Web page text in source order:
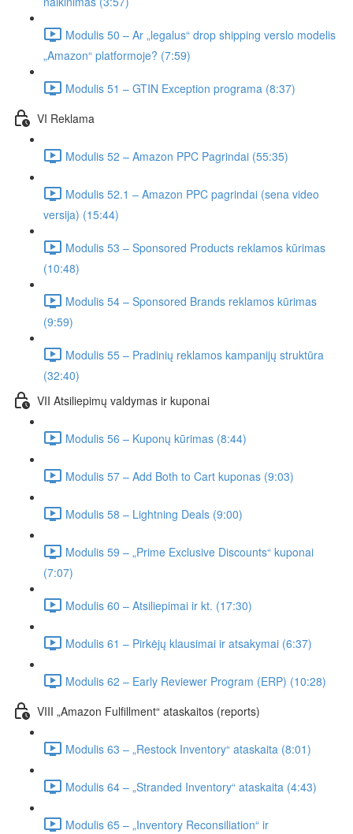
Modulis 50 – Ar „legalus“ drop shipping verslo modelis
„Amazon“ platformoje? (7:59)
Modulis 51 – GTIN Exception programa (8:37)
VI Reklama
Modulis 52 – Amazon PPC Pagrindai (55:35)
Modulis 52.1 – Amazon PPC pagrindai (sena video
versija) (15:44)
Modulis 53 – Sponsored Products reklamos kūrimas
(10:48)
Modulis 54 – Sponsored Brands reklamos kūrimas
(9:59)
Modulis 55 – Pradinių reklamos kampanijų struktūra
(32:40)
VII Atsiliepimų valdymas ir kuponai
Modulis 56 – Kuponų kūrimas (8:44)
Modulis 57 – Add Both to Cart kuponas (9:03)
Modulis 58 – Lightning Deals (9:00)
Modulis 59 – „Prime Exclusive Discounts“ kuponai
(7:07)
Modulis 60 – Atsiliepimai ir kt. (17:30)
Modulis 61 – Pirkėjų klausimai ir atsakymai (6:37)
Modulis 62 – Early Reviewer Program (ERP) (10:28)
VIII „Amazon Fulfillment“ ataskaitos (reports)
Modulis 63 – „Restock Inventory“ ataskaita (8:01)
Modulis 64 – „Stranded Inventory“ ataskaita (4:43)
Modulis 65 – „Inventory Reconsiliation“ ir